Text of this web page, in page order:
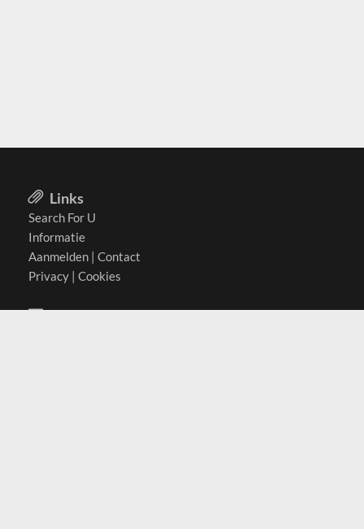
Links
Search For U
Informatie
Aanmelden | Contact
Privacy | Cookies
Actief in